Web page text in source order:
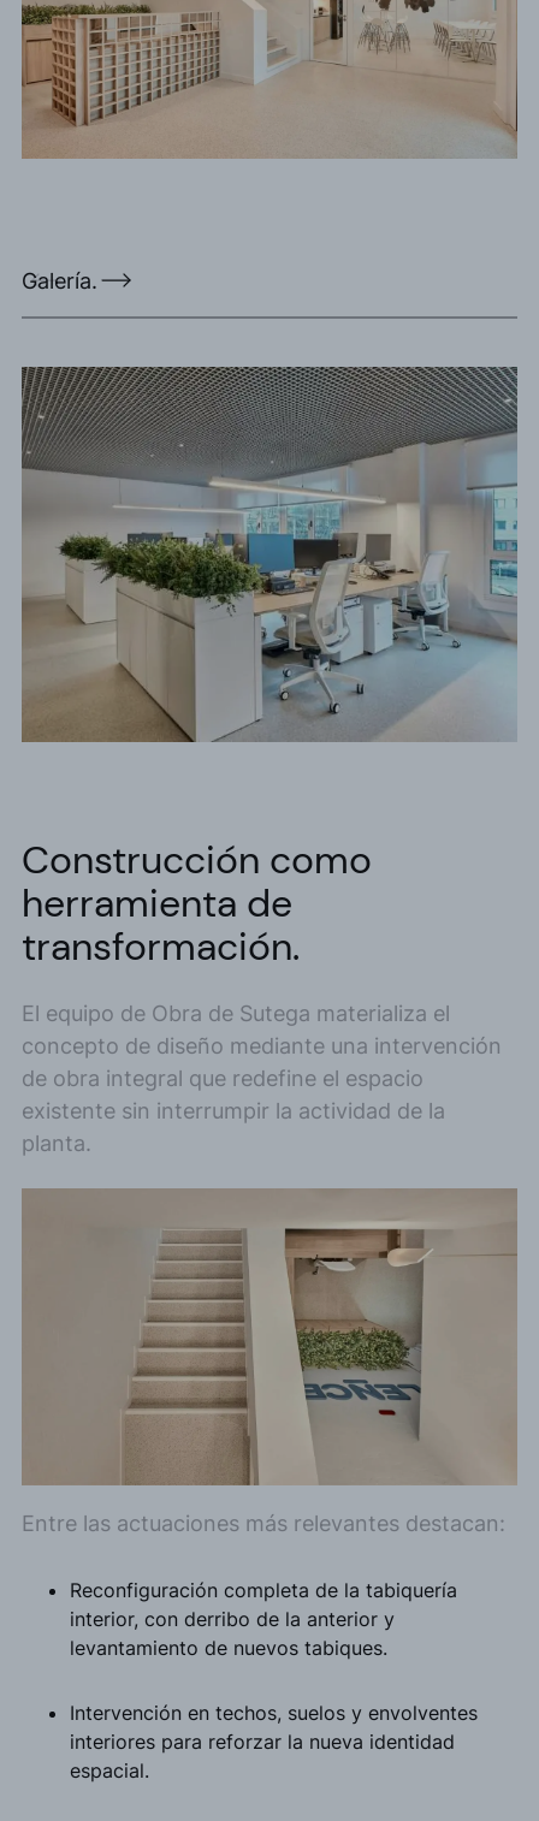
Galería.
Construcción como
herramienta de
transformación.
El equipo de Obra de Sutega materializa el
concepto de diseño mediante una intervención
de obra integral que redefine el espacio
existente sin interrumpir la actividad de la
planta.
Entre las actuaciones más relevantes destacan:
Reconfiguración completa de la tabiquería
interior, con derribo de la anterior y
levantamiento de nuevos tabiques.
Intervención en techos, suelos y envolventes
interiores para reforzar la nueva identidad
espacial.